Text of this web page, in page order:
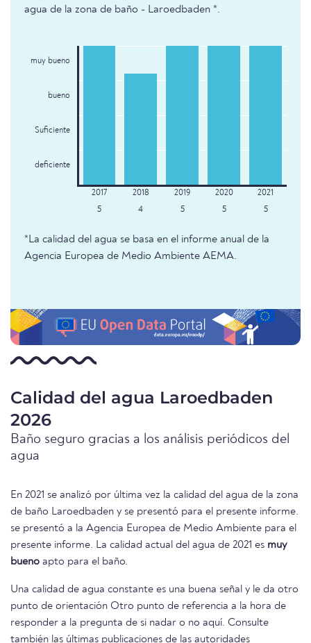
agua de la zona de baño - Laroedbaden *.
muy bueno
bueno
Suficiente
deficiente
5 4 5 5 5
*La calidad del agua se basa en el informe anual de la
Agencia Europea de Medio Ambiente AEMA.
Calidad del agua Laroedbaden
2026
Baño seguro gracias a los análisis periódicos del
agua
En 2021 se analizó por última vez la calidad del agua de la zona
de baño Laroedbaden y se presentó para el presente informe.
se presentó a la Agencia Europea de Medio Ambiente para el
presente informe. La calidad actual del agua de 2021 es muy
bueno apto para el baño.
Una calidad de agua constante es una buena señal y le da otro
punto de orientación Otro punto de referencia a la hora de
responder a la pregunta de si nadar o no aquí. Consulte
también las últimas publicaciones de las autoridades